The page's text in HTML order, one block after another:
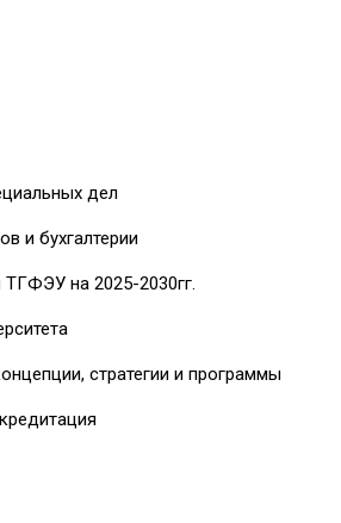
дел
и бухгалтерии
ТГФЭУ на 2025-2030гг.
стратегии и программы